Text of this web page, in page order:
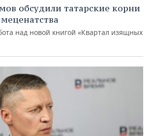
обсудили татарские корни
над новой книгой «Квартал изящных